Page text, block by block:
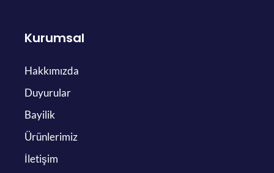
Kurumsal
Hakkımızda
Duyurular
Bayilik
Ürünlerimiz
İletişim